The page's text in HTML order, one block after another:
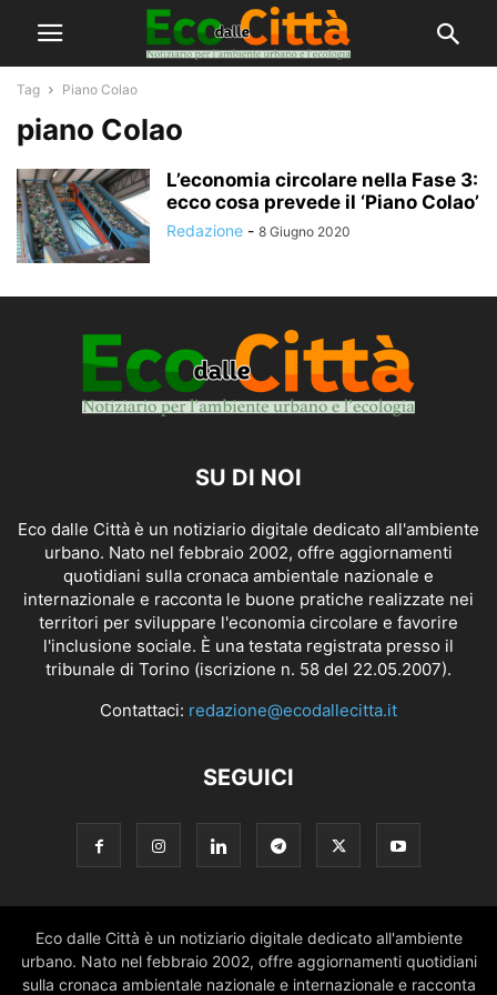
Tag Piano Colao
piano Colao
L’economia circolare nella Fase 3:
ecco cosa prevede il ‘Piano Colao’
Redazione - 8 Giugno 2020
SU DI NOI
Eco dalle Città è un notiziario digitale dedicato all'ambiente
urbano. Nato nel febbraio 2002, offre aggiornamenti
quotidiani sulla cronaca ambientale nazionale e
internazionale e racconta le buone pratiche realizzate nei
territori per sviluppare l'economia circolare e favorire
l'inclusione sociale. È una testata registrata presso il
tribunale di Torino (iscrizione n. 58 del 22.05.2007).
Contattaci: redazione@ecodallecitta.it
SEGUICI
Eco dalle Città è un notiziario digitale dedicato all'ambiente
urbano. Nato nel febbraio 2002, offre aggiornamenti quotidiani
sulla cronaca ambientale nazionale e internazionale e racconta